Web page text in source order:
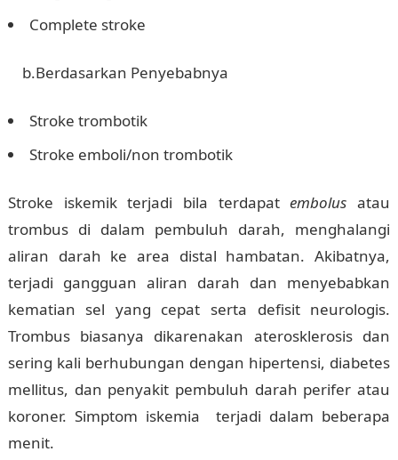
Complete stroke
b.Berdasarkan Penyebabnya
Stroke trombotik
Stroke emboli/non trombotik
Stroke iskemik terjadi bila terdapatembolus atau
trombus di dalam pembuluh darah, menghalangi
aliran darah ke area distal hambatan. Akibatnya,
terjadi gangguan aliran darah dan menyebabkan
kematian sel yang cepat serta defisit neurologis.
Trombus biasanya dikarenakan aterosklerosis dan
sering kali berhubungan dengan hipertensi, diabetes
mellitus, dan penyakit pembuluh darah perifer atau
koroner. Simptom iskemia terjadi dalam beberapa
menit.